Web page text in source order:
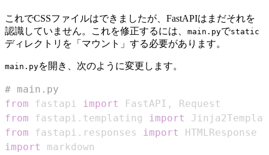
これでCSSファイルはできましたが、FastAPIはまだそれを
認識していません。これを修正するには、 main.pyでstatic
ディレクトリを「マウント」する必要があります。
main.pyを開き、次のように変更します。
# main.py
from fastapi import FastAPI ,
from fastapi . templating import
from fastapi . responses import
import